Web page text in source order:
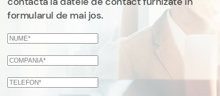
formularul de mai jos.